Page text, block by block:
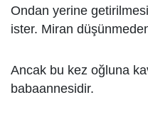
Ondan yerine
ister. Miran
Ancak bu kez oğluna
babaannesidir.